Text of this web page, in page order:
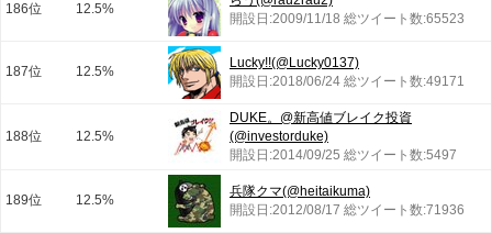
186位 12.5%
開設日:2009/11/18 総ツイート数:65523
187位 12.5%
Lucky!!(@Lucky0137)
開設日:2018/06/24 総ツイート数:49171
188位 12.5%
DUKE。@新高値ブレイク投資
(@investorduke)
開設日:2014/09/25 総ツイート数:5497
189位 12.5%
兵隊クマ(@heitaikuma)
開設日:2012/08/17 総ツイート数:71936